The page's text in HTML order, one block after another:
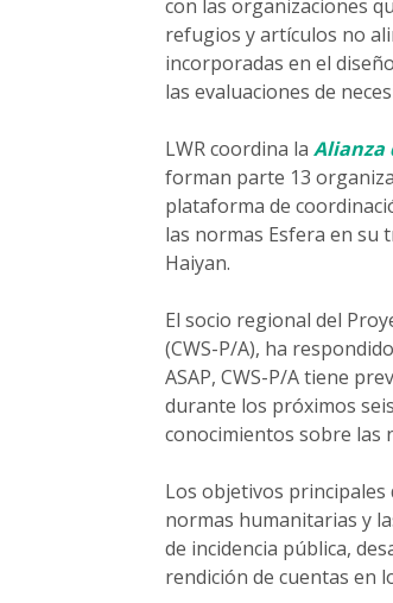
con las organizaciones
refugios y artículos no
incorporadas en el
las evaluaciones de
LWR coordina la Alianza
forman parte 13
plataforma de
las normas Esfera en su
Haiyan.
El socio regional del
(CWS-P/A), ha
ASAP, CWS-P/A tiene
durante los próximos
conocimientos sobre las
Los objetivos
normas humanitarias y
de incidencia pública,
rendición de cuentas en